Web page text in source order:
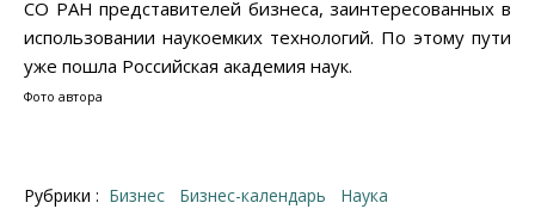
СО РАН представителей бизнеса, заинтересованных в
использовании наукоемких технологий. По этому пути
уже пошла Российская академия наук.
Фото автора
Рубрики : Бизнес Бизнес-календарь Наука